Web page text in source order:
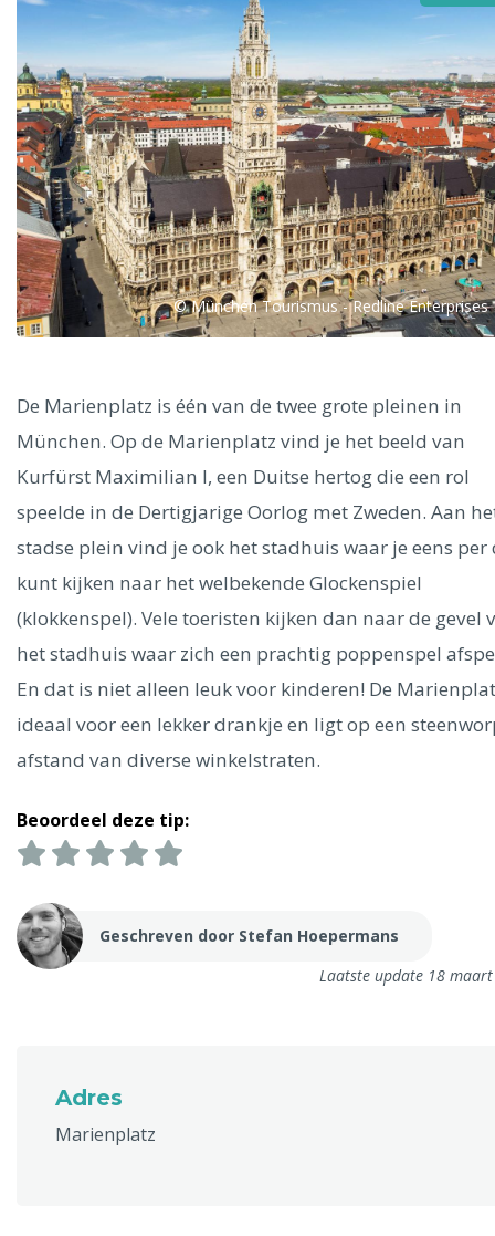
Alle steden
Phoenix
Dresden
Singapore
Venetië
Dublin
Hong Kong München Wenen Budapest
Madrid
Vancouver
Alles bekijken
© München Tourismus - Redline Enterprises
De Marienplatz is één van de twee grote pleinen in
München. Op de Marienplatz vind je het beeld van
Kurfürst Maximilian I, een Duitse hertog die een rol
speelde in de Dertigjarige Oorlog met Zweden. Aan
stadse plein vind je ook het stadhuis waar je eens per
kunt kijken naar het welbekende Glockenspiel
(klokkenspel). Vele toeristen kijken dan naar de gevel
het stadhuis waar zich een prachtig poppenspel
En dat is niet alleen leuk voor kinderen! De
ideaal voor een lekker drankje en ligt op een
afstand van diverse winkelstraten.
Beoordeel deze tip:
Geschreven door Stefan Hoepermans
Laatste update 18
Adres
Marienplatz